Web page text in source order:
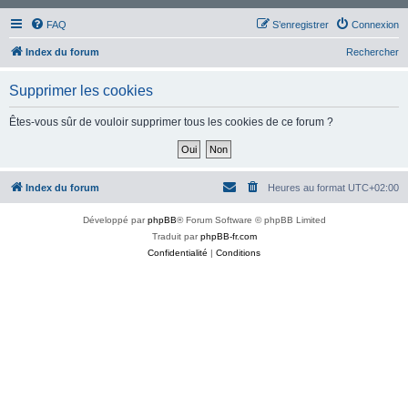
FAQ Connexion
S’enregistrer
Index du forum Rechercher
Supprimer les cookies
Êtes-vous sûr de vouloir supprimer tous les cookies de ce forum ?
Index du forum Heures au format UTC+02:00
Développé parphpBB® Forum Software © phpBB Limited
Traduit parphpBB-fr.com
Confidentialité | Conditions